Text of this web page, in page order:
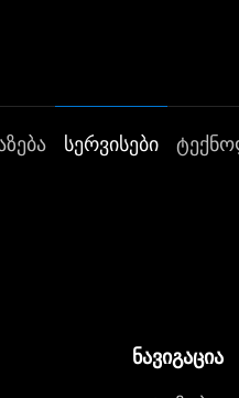
სერვისები
ნავიგაცია